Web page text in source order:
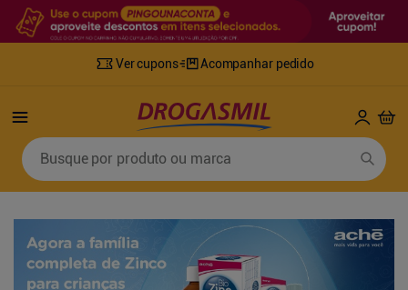
Ver cupons Acompanhar pedido
Busque por produto ou marca
Termos mais buscados
retinol
4º
mounjaro
8º
9º
fralda xg